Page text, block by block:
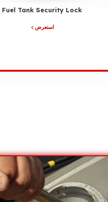
Fuel Tank Security Lock
استعرض